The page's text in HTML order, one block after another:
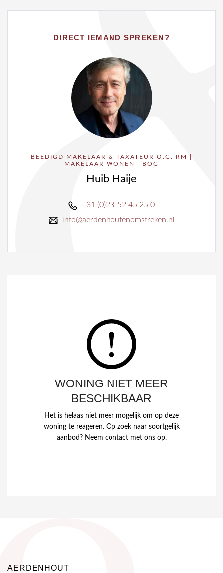
DIRECT IEMAND SPREKEN?
BEËDIGD MAKELAAR & TAXATEUR O.G. RM |
MAKELAAR WONEN | BOG
Huib Haije
+31 (0)23-52 45 25 0
info@aerdenhoutenomstreken.nl
WONING NIET MEER
BESCHIKBAAR
Het is helaas niet meer mogelijk om op deze
woning te reageren. Op zoek naar soortgelijk
aanbod? Neem contact met ons op.
AERDENHOUT